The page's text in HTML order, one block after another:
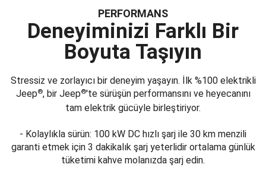
PERFORMANS
Deneyiminizi Farklı Bir
Boyuta Taşıyın
Stressiz ve zorlayıcı bir deneyim yaşayın. İlk %100 elektrikli
Jeep®, bir Jeep®'te sürüşün performansını ve heyecanını
tam elektrik gücüyle birleştiriyor.
- Kolaylıkla sürün: 100 kW DC hızlı şarj ile 30 km menzili
garanti etmek için 3 dakikalık şarj yeterlidir ortalama günlük
tüketimi kahve molanızda şarj edin.